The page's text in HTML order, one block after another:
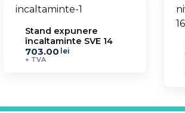
Stand expunere
încaltaminte SVE 14
703.00 lei
+ TVA